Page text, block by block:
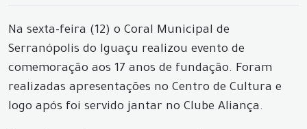
Na sexta-feira (12) o Coral Municipal de
Serranópolis do Iguaçu realizou evento de
comemoração aos 17 anos de fundação. Foram
realizadas apresentações no Centro de Cultura e
logo após foi servido jantar no Clube Aliança.